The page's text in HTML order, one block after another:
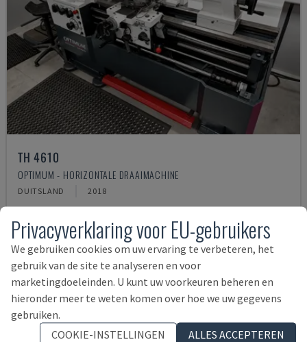
TH 4610
OPTIMUM - HORIZONTALE DRAAIMACHINE
DUITSLAND 2018
12.000 €
Privacyverklaring voor EU-gebruikers
We gebruiken cookies om uw ervaring te verbeteren, het
gebruik van de site te analyseren en voor
marketingdoeleinden. U kunt uw voorkeuren beheren en
hieronder meer te weten komen over hoe we uw gegevens
gebruiken.
COOKIE-INSTELLINGEN
ALLES ACCEPTEREN